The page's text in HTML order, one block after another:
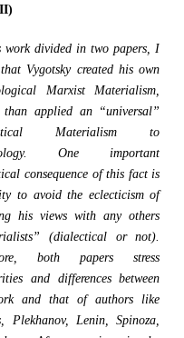
work divided in two papers, I
Vygotsky created his own
Marxist Materialism,
than applied an “universal”
Materialism to
One important
consequence of this fact is
to avoid the eclecticism of
his views with any others
(dialectical or not).
both papers stress
and differences between
and that of authors like
Plekhanov, Lenin, Spinoza,